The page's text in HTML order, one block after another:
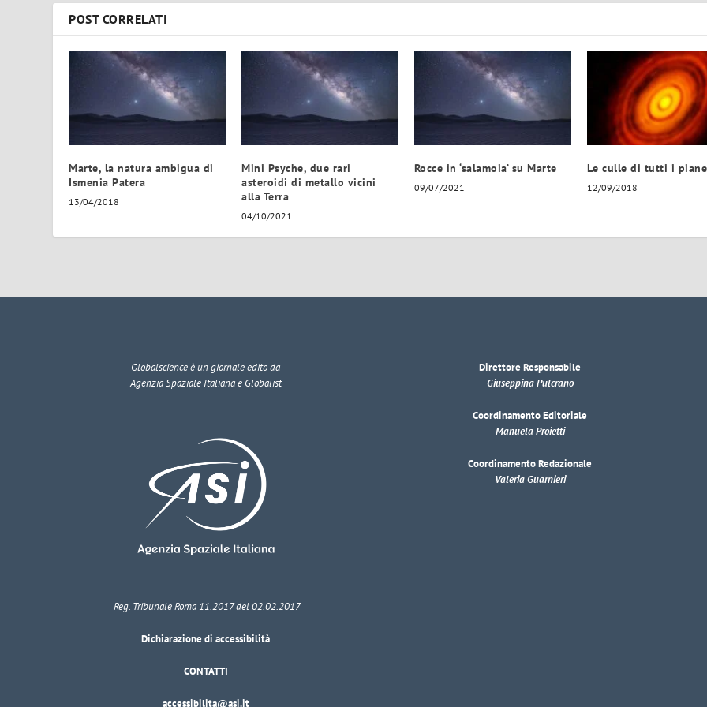
POST CORRELATI
Marte, la natura ambigua di
Ismenia Patera
13/04/2018
Mini Psyche, due rari
asteroidi di metallo vicini
alla Terra
04/10/2021
Rocce in ‘salamoia’ su Marte
09/07/2021
Le culle di tutti i
12/09/2018
Globalscienceè un giornale edito da
Agenzia Spaziale Italiana e Globalist
Reg. Tribunale Roma 11.2017 del 02.02.2017
Dichiarazione di accessibilità
CONTATTI
accessibilita@asi.it
Direttore Responsabile
Giuseppina Pulcrano
Coordinamento Editoriale
Manuela Proietti
Coordinamento Redazionale
Valeria Guarnieri